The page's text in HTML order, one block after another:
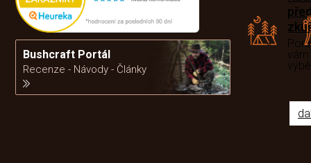
Bushcraft Portál
Recenze - Návody - Články
vám